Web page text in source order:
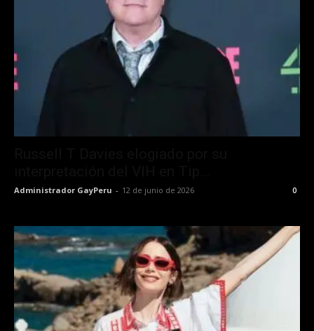
Administrador GayPeru - 12 de junio de 2026 0